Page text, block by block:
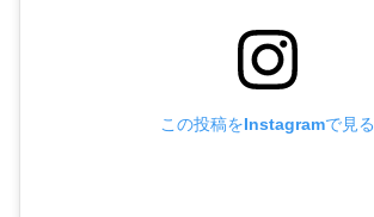
この投稿をInstagramで見る